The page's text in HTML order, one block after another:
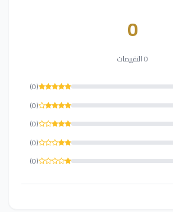
0
0 التقييمات
(0)
(0)
(0)
(0)
(0)